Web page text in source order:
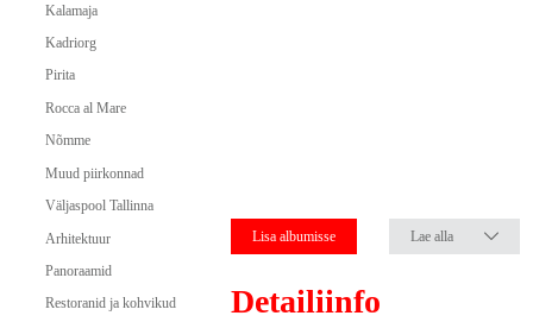
Kalamaja
Kadriorg
Pirita
Rocca al Mare
Nõmme
Muud piirkonnad
Väljaspool Tallinna
Arhitektuur
Panoraamid
Restoranid ja kohvikud
Lisa albumisse Lae alla
Detailiinfo